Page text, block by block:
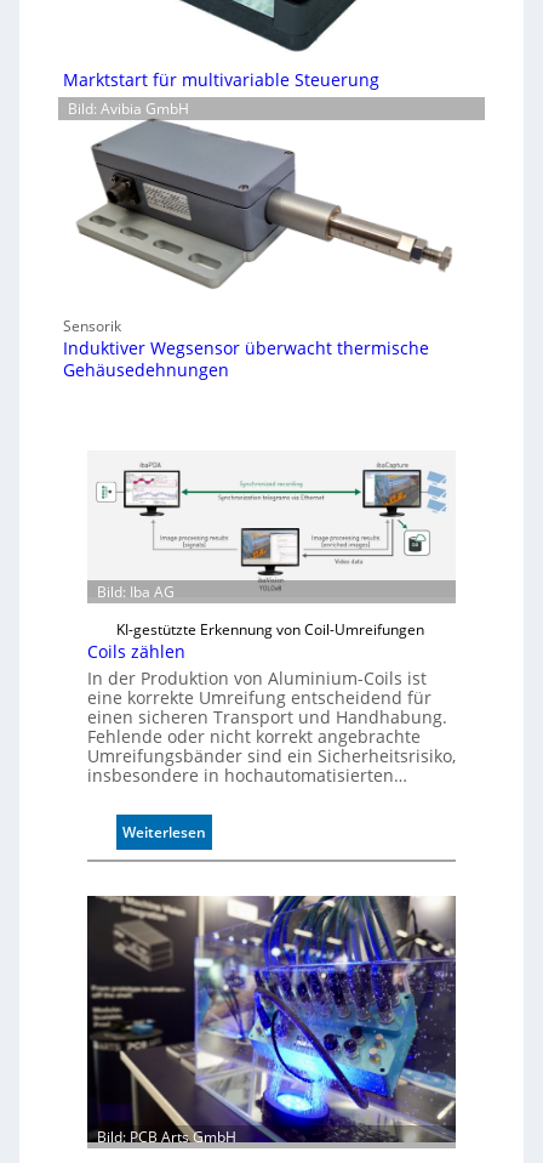
Marktstart für multivariable Steuerung
Bild: Avibia GmbH
Sensorik
Induktiver Wegsensor überwacht thermische
Gehäusedehnungen
Bild: Iba AG
KI-gestützte Erkennung von Coil-Umreifungen
Coils zählen
In der Produktion von Aluminium-Coils ist
eine korrekte Umreifung entscheidend für
einen sicheren Transport und Handhabung.
Fehlende oder nicht korrekt angebrachte
Umreifungsbänder sind ein Sicherheitsrisiko,
insbesondere in hochautomatisierten…
Weiterlesen:
C
i
l
s
z
ä
h
l
e
n
Bild: PCB Arts GmbH